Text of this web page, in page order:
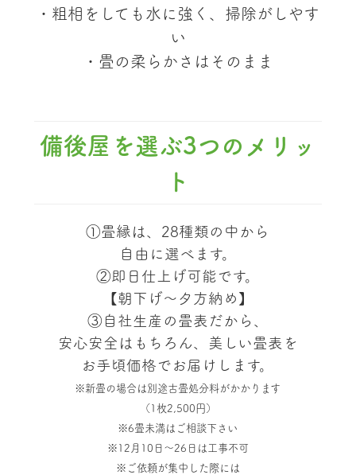
・粗相をしても水に強く、掃除がしやす
い
・畳の柔らかさはそのまま
備後屋を選ぶ3つのメリッ
ト
①畳縁は、28種類の中から
自由に選べます。
②即日仕上げ可能です。
【朝下げ～夕方納め】
③自社生産の畳表だから、
安心安全はもちろん、美しい畳表を
お手頃価格でお届けします。
※新畳の場合は別途古畳処分料がかかります
（1枚2,500円）
※6畳未満はご相談下さい
※12月10日～26日は工事不可
※ご依頼が集中した際には